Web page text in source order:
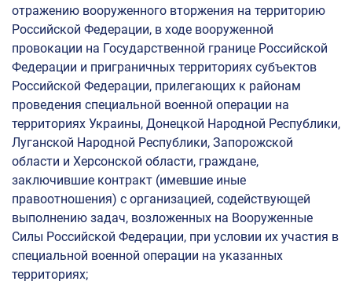
Перечень вступительных испытаний
Программы вступительных испытаний в аспирантуру
Особенности проведения вступительных испытаний для
инвалидов
Правила подачи и рассмотрения апелляций по результатам
вступительных испытаний
Расписание вступительных испытаний
Индивидуальные достижения
Рейтинг индивидуальных достижений абитуриента
Платное обучение
Стоимость образовательных услуг
отражению вооруженного вторжения на территорию
Российской Федерации, в ходе вооруженной
провокации на Государственной границе Российской
Федерации и приграничных территориях субъектов
Российской Федерации, прилегающих к районам
проведения специальной военной операции на
территориях Украины, Донецкой Народной Республики,
Луганской Народной Республики, Запорожской
области и Херсонской области, граждане,
заключившие контракт (имевшие иные
правоотношения) с организацией, содействующей
выполнению задач, возложенных на Вооруженные
Силы Российской Федерации, при условии их участия в
специальной военной операции на указанных
территориях;